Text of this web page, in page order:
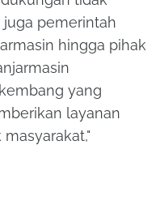
juga pemerintah
hingga pihak
yang
layanan